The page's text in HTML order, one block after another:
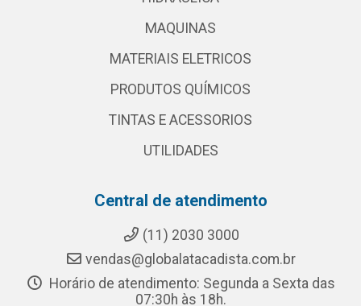
MAQUINAS
MATERIAIS ELETRICOS
PRODUTOS QUÍMICOS
TINTAS E ACESSORIOS
UTILIDADES
Central de atendimento
(11) 2030 3000
vendas@globalatacadista.com.br
Horário de atendimento: Segunda a Sexta das
07:30h às 18h.